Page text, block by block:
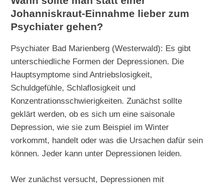
Johanniskraut-Einnahme lieber zum
Psychiater gehen?
Psychiater Bad Marienberg (Westerwald): Es gibt
unterschiedliche Formen der Depressionen. Die
Hauptsymptome sind Antriebslosigkeit,
Schuldgefühle, Schlaflosigkeit und
Konzentrationsschwierigkeiten. Zunächst sollte
geklärt werden, ob es sich um eine saisonale
Depression, wie sie zum Beispiel im Winter
vorkommt, handelt oder was die Ursachen dafür sein
können. Jeder kann unter Depressionen leiden.
Wer zunächst versucht, Depressionen mit